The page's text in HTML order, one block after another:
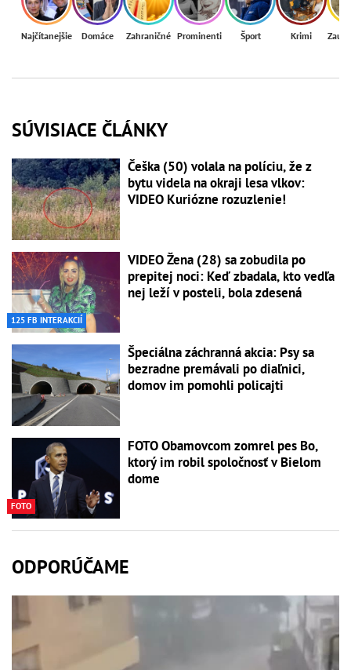
Najčítanejšie Domáce Zahraničné Prominenti Šport Krimi
SÚVISIACE ČLÁNKY
Češka (50) volala na políciu, že z
bytu videla na okraji lesa vlkov:
VIDEO Kuriózne rozuzlenie!
125 FB INTERAKCIÍ
VIDEO Žena (28) sa zobudila po
prepitej noci: Keď zbadala, kto vedľa
nej leží v posteli, bola zdesená
Špeciálna záchranná akcia: Psy sa
bezradne premávali po diaľnici,
domov im pomohli policajti
FOTO
FOTO Obamovcom zomrel pes Bo,
ktorý im robil spoločnosť v Bielom
dome
ODPORÚČAME